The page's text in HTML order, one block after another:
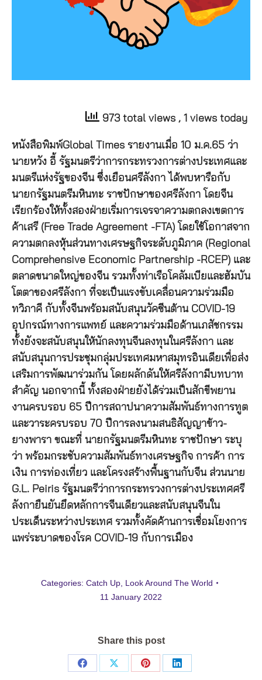
973 total views , 1 views today
หนังสือพิมพ์Global Times รายงานเมื่อ 10 ม.ค.65 ว่า
นายหวัง อี้ รัฐมนตรีว่าการกระทรวงการต่างประเทศและ
มนตรีแห่งรัฐของจีน ซึ่งเยือนศรีลังกา ได้พบหารือกับ
นายกรัฐมนตรีมหินทะ ราชปักษาของศรีลังกา โดยจีน
เรียกร้องให้ทั้งสองฝ่ายเริ่มการเจรจาความตกลงเขตการ
ค้าเสรี (Free Trade Agreement -FTA) โดยใช้โอกาสจาก
ความตกลงหุ้นส่วนทางเศรษฐกิจระดับภูมิภาค (Regional
Comprehensive Economic Partnership -RCEP) และ
ตลาดขนาดใหญ่ของจีน รวมทั้งท่าเรือโคลัมเบียและฮัมบัน
โตตาของศรีลังกา ที่จะเป็นแรงขับเคลื่อนความร่วมมือ
ทวิภาคี กับทั้งจีนพร้อมสนับสนุนวัคซีนต้าน COVID-19
อุปกรณ์ทางการแพทย์ และความร่วมมือด้านเภสัชกรรม
ทั้งยังจะสนับสนุนให้นักลงทุนจีนลงทุนในศรีลังกา และ
สนับสนุนการประชุมกลุ่มประเทศมหาสมุทรอินเดียเพื่อส่ง
เสริมการพัฒนาร่วมกัน โดยผลักดันให้ศรีลังกามีบทบาท
สำคัญ นอกจากนี้ ทั้งสองฝ่ายยังได้ร่วมเป็นสักขีพยาน
งานครบรอบ 65 ปีการสถาปนาความสัมพันธ์ทางการทูต
และวาระครบรอบ 70 ปีการลงนามสนธิสัญญาข้าว-
ยางพารา ขณะที่ นายกรัฐมนตรีมหินทะ ราชปักษา ระบุ
ว่า พร้อมกระชับความสัมพันธ์ทางเศรษฐกิจ การค้า การ
เงิน การท่องเที่ยว และโครงสร้างพื้นฐานกับจีน ส่วนนาย
G.L. Peiris รัฐมนตรีว่าการกระทรวงการต่างประเทศศรี
ลังกายืนยันยึดหลักการจีนเดียวและสนับสนุนจีนใน
ประเด็นระหว่างประเทศ รวมทั้งคัดค้านการเชื่อมโยงการ
แพร่ระบาดของโรค COVID-19 กับการเมือง
Categories: Catch Up, Look Around The World
11 January 2022
Share this post
Share Share Share Share